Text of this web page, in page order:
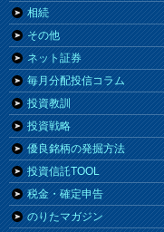
相続
その他
ネット証券
毎月分配投信コラム
投資教訓
投資戦略
優良銘柄の発掘方法
投資信託TOOL
税金・確定申告
のりたマガジン